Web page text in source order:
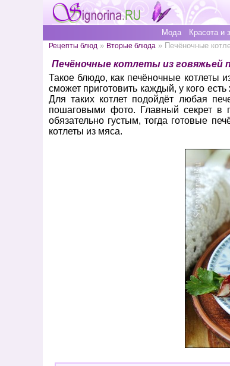
Мода Красота и
Рецепты блюд » Вторые блюда » Печёночные
Печёночные котлеты из
Такое блюдо, как печёночные котлеты
сможет приготовить каждый, у кого
Для таких котлет подойдёт любая
пошаговыми фото. Главный секрет в
обязательно густым, тогда готовые
котлеты из мяса.